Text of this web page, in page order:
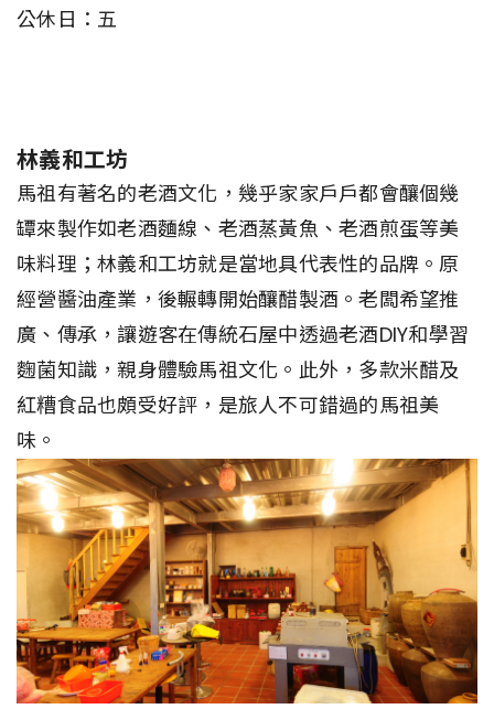
公休日：五
林義和工坊
馬祖有著名的老酒文化，幾乎家家戶戶都會釀個幾
罈來製作如老酒麵線、老酒蒸黃魚、老酒煎蛋等美
味料理；林義和工坊就是當地具代表性的品牌。原
經營醬油產業，後輾轉開始釀醋製酒。老闆希望推
廣、傳承，讓遊客在傳統石屋中透過老酒DIY和學習
麴菌知識，親身體驗馬祖文化。此外，多款米醋及
紅糟食品也頗受好評，是旅人不可錯過的馬祖美
味。